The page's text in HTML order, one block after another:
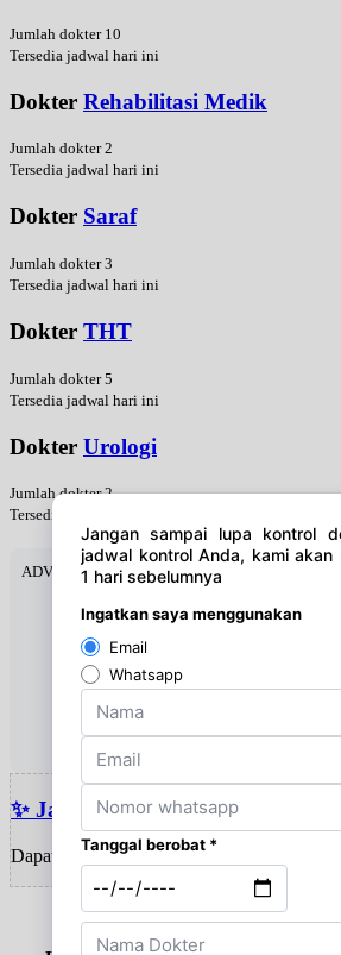
Jumlah dokter 10
Tersedia jadwal hari ini
Dokter Rehabilitasi Medik
Jumlah dokter 2
Tersedia jadwal hari ini
Dokter Saraf
Jumlah dokter 3
Tersedia jadwal hari ini
Dokter THT
Jumlah dokter 5
Tersedia jadwal hari ini
Dokter Urologi
Jumlah dokter 2
Tersedia jadwal hari ini
ADVERTISEMENT
✨ Jawal dokter hari ini
Dapatkan update jadwal harian!